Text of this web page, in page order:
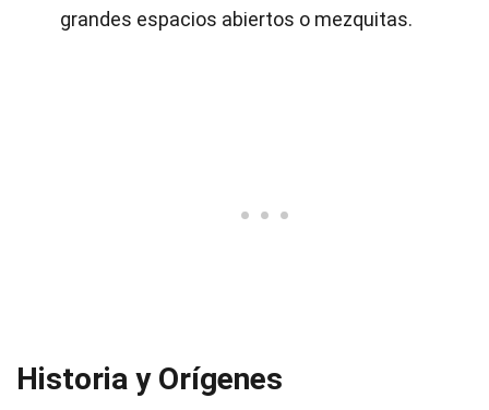
grandes espacios abiertos o mezquitas.
Historia y Orígenes